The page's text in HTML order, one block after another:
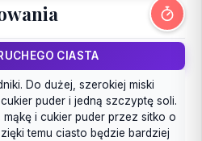
CIASTA
Do dużej, szerokiej miski
puder i jedną szczyptę soli.
mąkę i cukier puder przez sitko o
temu ciasto będzie bardziej